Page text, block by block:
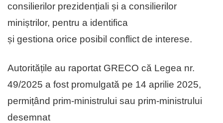
consilierilor prezidențiali și a consilierilor
miniștrilor, pentru a identifica
și gestiona orice posibil conflict de interese.
Autoritățile au raportat GRECO că Legea nr.
49/2025 a fost promulgată pe 14 aprilie 2025,
permițând prim-ministrului sau prim-ministrului
desemnat